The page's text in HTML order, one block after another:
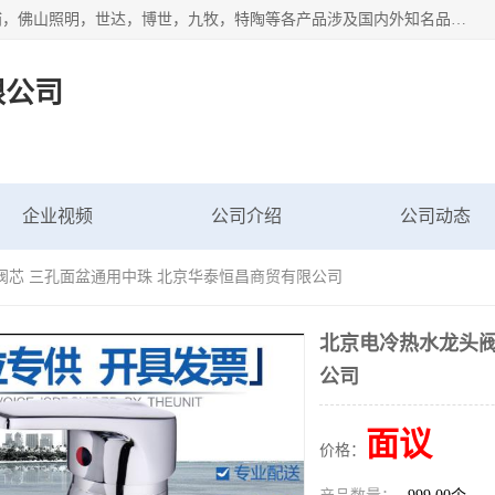
专业配送水暖器材、光源灯具、五金交电等维修物资，飞利浦，佛山照明，世达，博世，九牧，特陶等各产品涉及国内外知名品牌。公司专注与物业、学校、酒店、工厂等单位合作，提供一站式配送服务，降低客户综合成本。依托电子商务改变传统模式，以专业的团队为客户提供24H物资配送到达，货到月结、统一开票，便捷退换等服务，提高了企业的运营效率。
司
企业视频 公司介绍 公司动态
三孔面盆通用中珠 北京华泰恒昌商贸有限公司
北京电冷热水龙头
公司
价格： 面议